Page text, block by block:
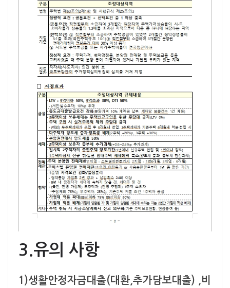
3.유의 사항
1)생활안정자금대출(대환,추가담보대출) , 비